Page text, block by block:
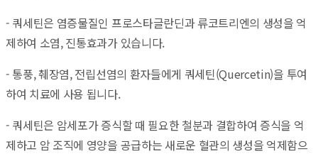
- 쿼세틴은 염증물질인 프로스타글란딘과 류코트리엔의 생성을 억
제하여 소염, 진통효과가 있습니다.
- 통풍, 췌장염, 전립선염의 환자들에게 쿼세틴(Quercetin)을 투여
하여 치료에 사용 됩니다.
- 쿼세틴은 암세포가 증식할 때 필요한 철분과 결합하여 증식을 억
제하고 암 조직에 영양을 공급하는 새로운 혈관의 생성을 억제함으